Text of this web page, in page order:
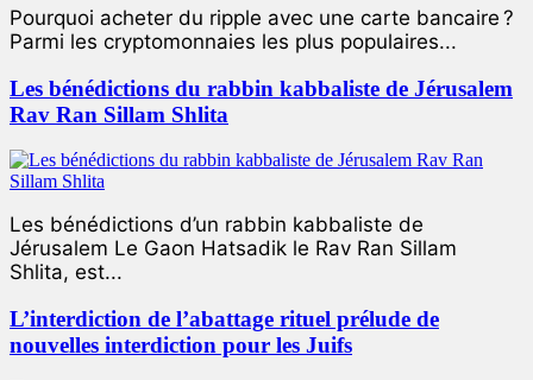
Pourquoi acheter du ripple avec une carte bancaire ?
Parmi les cryptomonnaies les plus populaires...
Les bénédictions du rabbin kabbaliste de Jérusalem
Rav Ran Sillam Shlita
Les bénédictions d’un rabbin kabbaliste de
Jérusalem Le Gaon Hatsadik le Rav Ran Sillam
Shlita, est...
L’interdiction de l’abattage rituel prélude de
nouvelles interdiction pour les Juifs